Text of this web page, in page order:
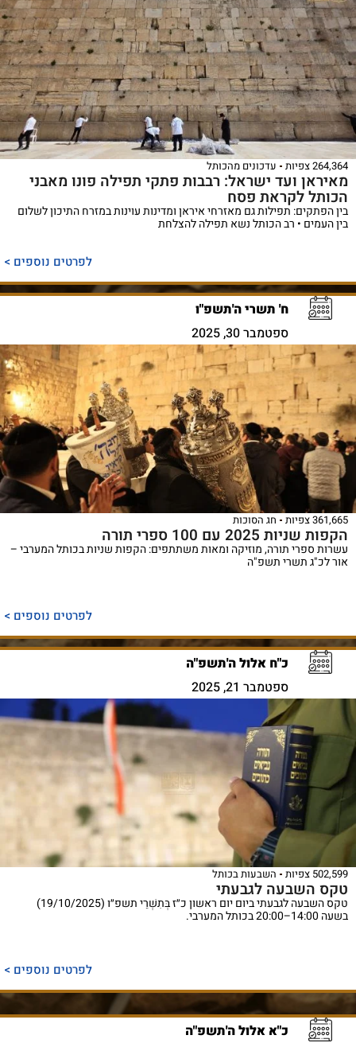
264,364 צפיות עדכונים מהכותל
מאיראן ועד ישראל: רבבות פתקי תפילה פונו מאבני
הכותל לקראת פסח
בין הפתקים: תפילות גם מאזרחי איראן ומדינות עוינות במזרח התיכון לשלום
בין העמים • רב הכותל נשא תפילה להצלחת
לפרטים נוספים >
ח' תשרי ה'תשפ"ו
ספטמבר 30, 2025
361,665 צפיות חג הסוכות
הקפות שניות 2025 עם 100 ספרי תורה
עשרות ספרי תורה, מוזיקה ומאות משתתפים: הקפות שניות בכותל המערבי –
אור לכ"ג תשרי תשפ"ה
לפרטים נוספים >
כ"ח אלול ה'תשפ"ה
ספטמבר 21, 2025
502,599 צפיות השבעות בכותל
טקס השבעה לגבעתי
טקס השבעה לגבעתי ביום יום ראשון כ״ז בְּתִשְׁרֵי תשפ״ו (19/10/2025)
בשעה 14:00–20:00 בכותל המערבי.
לפרטים נוספים >
כ"א אלול ה'תשפ"ה